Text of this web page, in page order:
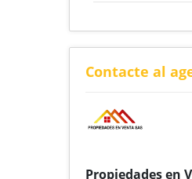
Contacte al
Propiedades en